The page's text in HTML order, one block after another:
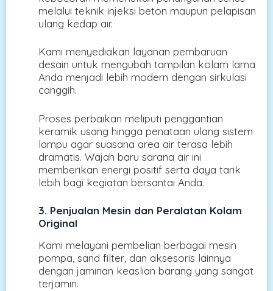
melalui teknik injeksi beton maupun pelapisan
ulang kedap air.
Kami menyediakan layanan pembaruan
desain untuk mengubah tampilan kolam lama
Anda menjadi lebih modern dengan sirkulasi
canggih.
Proses perbaikan meliputi penggantian
keramik usang hingga penataan ulang sistem
lampu agar suasana area air terasa lebih
dramatis. Wajah baru sarana air ini
memberikan energi positif serta daya tarik
lebih bagi kegiatan bersantai Anda.
3. Penjualan Mesin dan Peralatan Kolam
Original
Kami melayani pembelian berbagai mesin
pompa, sand filter, dan aksesoris lainnya
dengan jaminan keaslian barang yang sangat
terjamin.